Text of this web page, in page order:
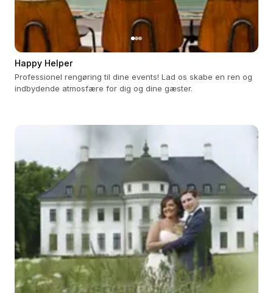
Happy Helper
Professionel rengøring til dine events! Lad os skabe en ren og
indbydende atmosfære for dig og dine gæster.